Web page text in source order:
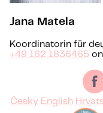
Jana Matela
Koordinatorin für
+49 162 1836465
Česky English